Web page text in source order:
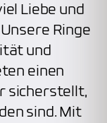
Liebe und
Ringe
und
einen
sicherstellt,
sind. Mit